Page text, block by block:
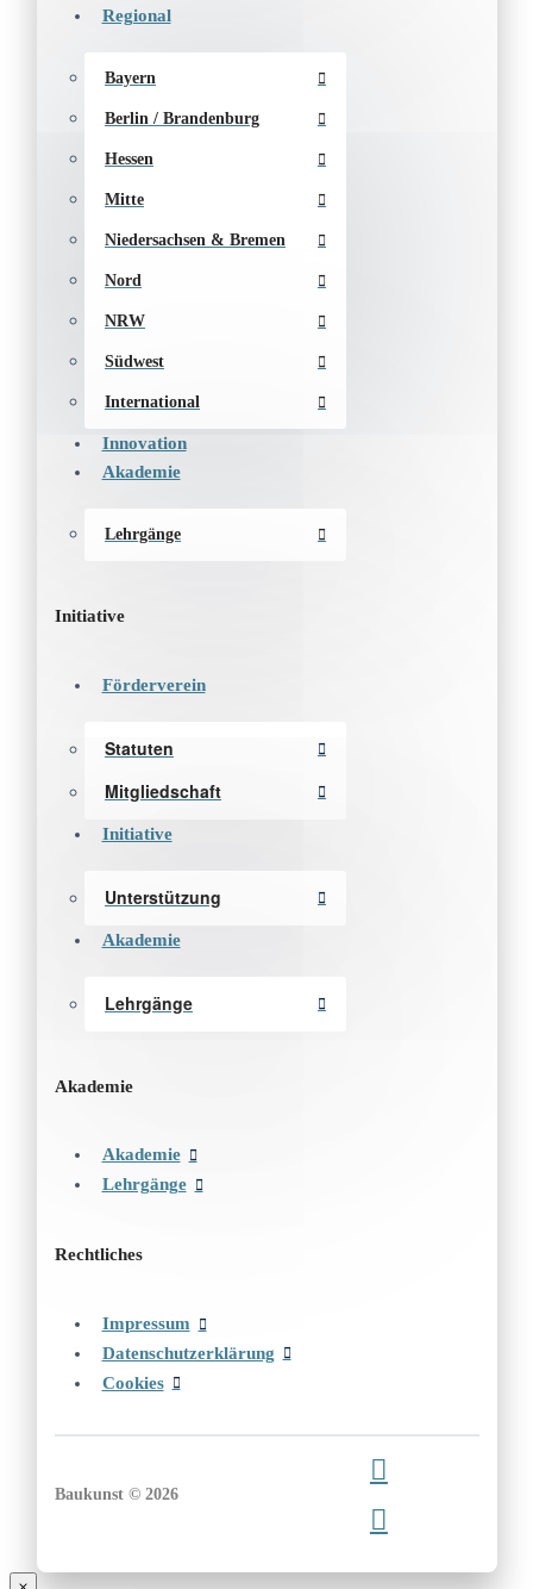
Regional
Bayern
Berlin / Brandenburg
Hessen
Mitte
Niedersachsen & Bremen
Nord
NRW
Südwest
International
Innovation
Akademie
Lehrgänge
Initiative
Förderverein
Statuten
Mitgliedschaft
Initiative
Unterstützung
Akademie
Lehrgänge
Akademie
Akademie
Lehrgänge
Rechtliches
Impressum
Datenschutzerklärung
Cookies
Baukunst © 2026